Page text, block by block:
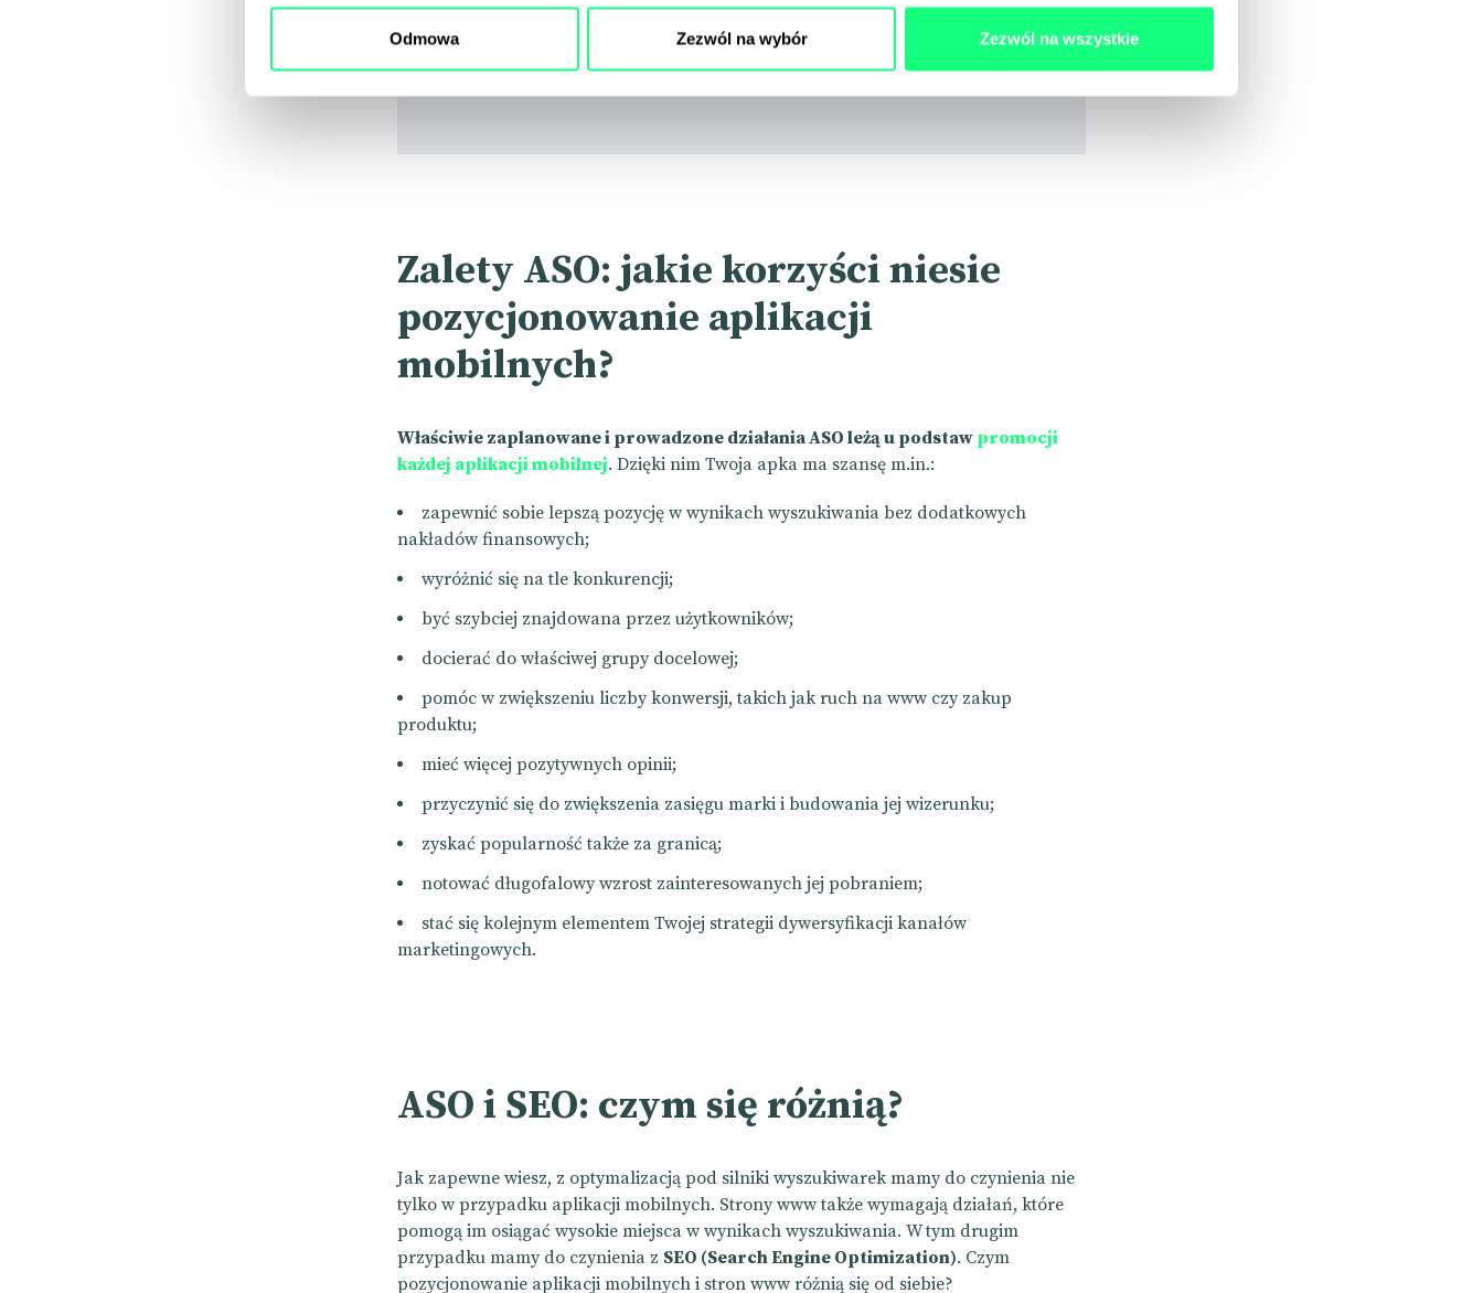
Odmowa Zezwól na wybór Zezwól na wszystkie
ZAPISUJĘ SIĘ
Zalety ASO: jakie korzyści niesie
pozycjonowanie aplikacji
mobilnych?
Właściwie zaplanowane i prowadzone działania ASO leżą u podstaw promocji
każdej aplikacji mobilnej. Dzięki nim Twoja apka ma szansę m.in.:
zapewnić sobie lepszą pozycję w wynikach wyszukiwania bez dodatkowych
nakładów finansowych;
wyróżnić się na tle konkurencji;
być szybciej znajdowana przez użytkowników;
docierać do właściwej grupy docelowej;
pomóc w zwiększeniu liczby konwersji, takich jak ruch na www czy zakup
produktu;
mieć więcej pozytywnych opinii;
przyczynić się do zwiększenia zasięgu marki i budowania jej wizerunku;
zyskać popularność także za granicą;
notować długofalowy wzrost zainteresowanych jej pobraniem;
stać się kolejnym elementem Twojej strategii dywersyfikacji kanałów
marketingowych.
ASO i SEO: czym się różnią?
Jak zapewne wiesz, z optymalizacją pod silniki wyszukiwarek mamy do czynienia nie
tylko w przypadku aplikacji mobilnych. Strony www także wymagają działań, które
pomogą im osiągać wysokie miejsca w wynikach wyszukiwania. W tym drugim
przypadku mamy do czynienia z SEO (Search Engine Optimization). Czym
pozycjonowanie aplikacji mobilnych i stron www różnią się od siebie?